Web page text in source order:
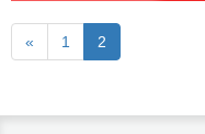
« 1 2